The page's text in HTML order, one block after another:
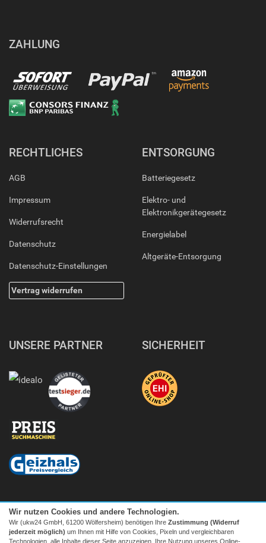
ZAHLUNG
RECHTLICHES
AGB
Impressum
Widerrufsrecht
Datenschutz
Datenschutz-Einstellungen
Vertrag widerrufen
ENTSORGUNG
Batteriegesetz
Elektro- und
Elektronikgerätegesetz
Energielabel
Altgeräte-Entsorgung
UNSERE PARTNER SICHERHEIT
Wir nutzen Cookies und andere Technologien.
Wir (ukw24 GmbH, 61200 Wölfersheim) benötigen Ihre Zustimmung (Widerruf
jederzeit möglich) um Ihnen mit Hilfe von Cookies, Pixeln und vergleichbaren
Technologien, alle Inhalte dieser Seite anzuzeigen, Ihre Nutzung unseres Online-